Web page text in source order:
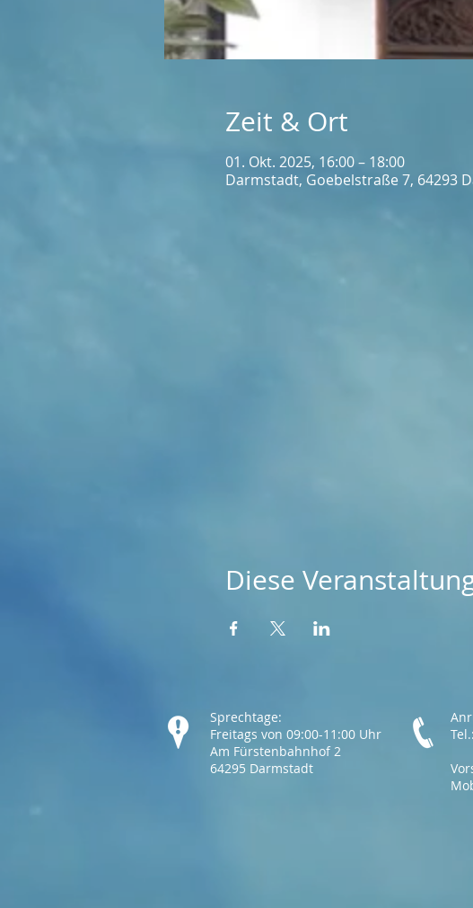
Zeit & Ort
01. Okt. 2025, 16:00 – 18:00
Darmstadt, Goebelstraße 7, 64293
Diese
Sprechtage:
Freitags von 09:00-11:00 Uhr
Am Fürstenbahnhof 2
64295 Darmstadt